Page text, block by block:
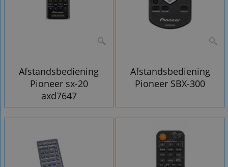
Afstandsbediening
Pioneer sx-20
axd7647
Afstandsbediening
Pioneer SBX-300